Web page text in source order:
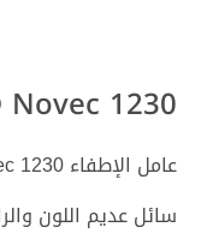
Novec 1230 ® (كيتون)
سائل عديم اللون